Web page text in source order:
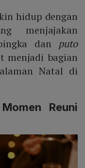
hidup dengan
menjajakan
dan puto
menjadi bagian
Natal di
Reuni